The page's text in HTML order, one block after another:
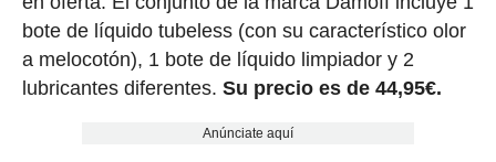
bote de líquido tubeless (con su característico olor
a melocotón), 1 bote de líquido limpiador y 2
lubricantes diferentes. Su precio es de 44,95€.
Anúnciate aquí